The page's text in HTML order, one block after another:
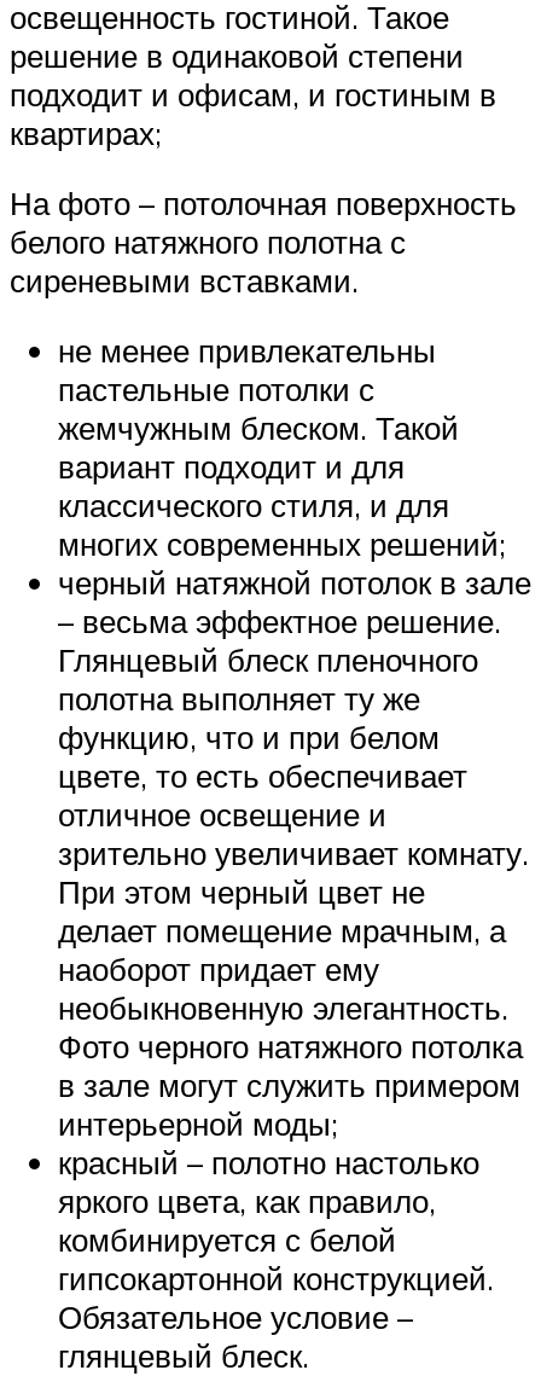
освещенность гостиной. Такое
решение в одинаковой степени
подходит и офисам, и гостиным в
квартирах;
На фото – потолочная поверхность
белого натяжного полотна с
сиреневыми вставками.
не менее привлекательны
пастельные потолки с
жемчужным блеском. Такой
вариант подходит и для
классического стиля, и для
многих современных решений;
черный натяжной потолок в зале
– весьма эффектное решение.
Глянцевый блеск пленочного
полотна выполняет ту же
функцию, что и при белом
цвете, то есть обеспечивает
отличное освещение и
зрительно увеличивает комнату.
При этом черный цвет не
делает помещение мрачным, а
наоборот придает ему
необыкновенную элегантность.
Фото черного натяжного потолка
в зале могут служить примером
интерьерной моды;
красный – полотно настолько
яркого цвета, как правило,
комбинируется с белой
гипсокартонной конструкцией.
Обязательное условие –
глянцевый блеск.